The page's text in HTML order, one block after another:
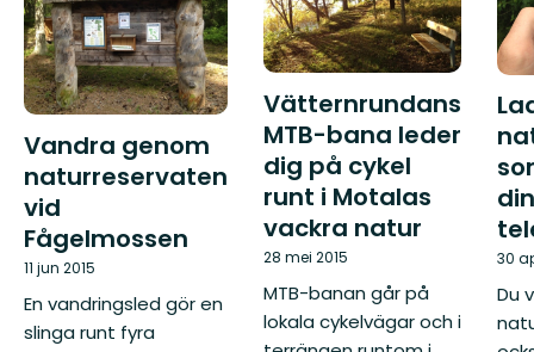
Vandra genom
naturreservaten
vid
Fågelmossen
11 jun 2015
En vandringsled gör en
slinga runt fyra
Vätternrundans
MTB-bana leder
dig på cykel
runt i Motalas
vackra natur
28 mei 2015
MTB-banan går på
lokala cykelvägar och i
30
Du